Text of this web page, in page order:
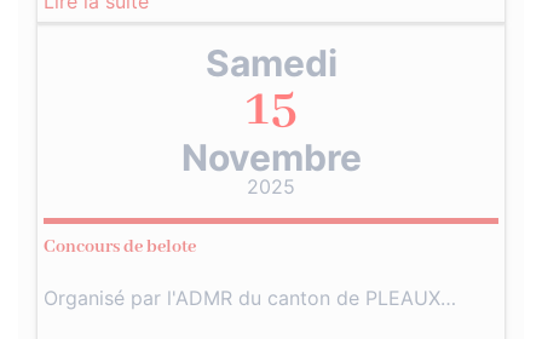
Samedi
15
Novembre
2025
Concours de belote
Organisé par l'ADMR du canton de PLEAUX…